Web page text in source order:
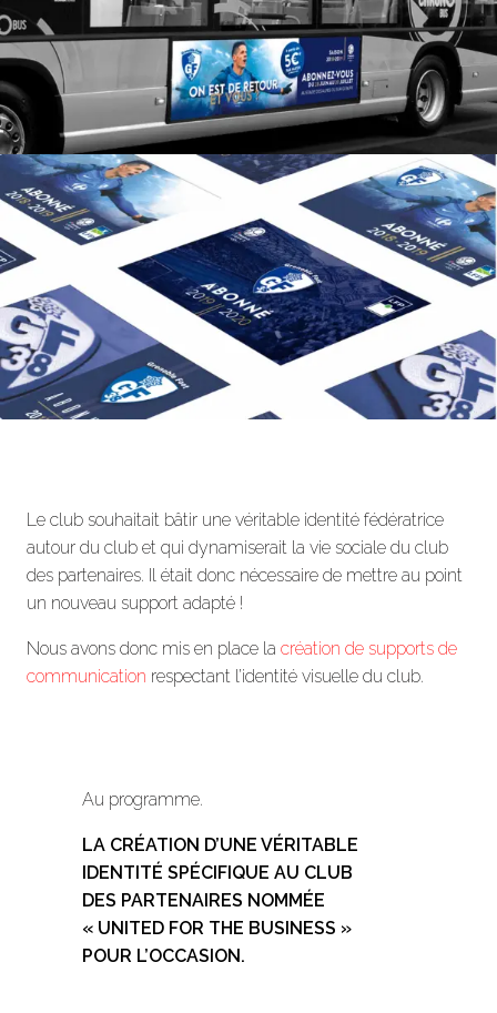
Le club souhaitait bâtir une véritable identité fédératrice
autour du club et qui dynamiserait la vie sociale du club
des partenaires. Il était donc nécessaire de mettre au point
un nouveau support adapté !
Nous avons donc mis en place la création de supports de
communication respectant l’identité visuelle du club.
Au programme.
LA CRÉATION D’UNE VÉRITABLE
IDENTITÉ SPÉCIFIQUE AU CLUB
DES PARTENAIRES NOMMÉE
« UNITED FOR THE BUSINESS »
POUR L’OCCASION.